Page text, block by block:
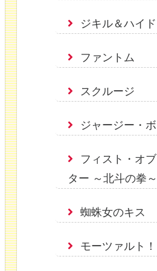
ジキル＆ハイド
ファントム
スクルージ
ジャージー・
フィスト・オ
ター ～北斗の拳～
蜘蛛女のキス
モーツァルト！